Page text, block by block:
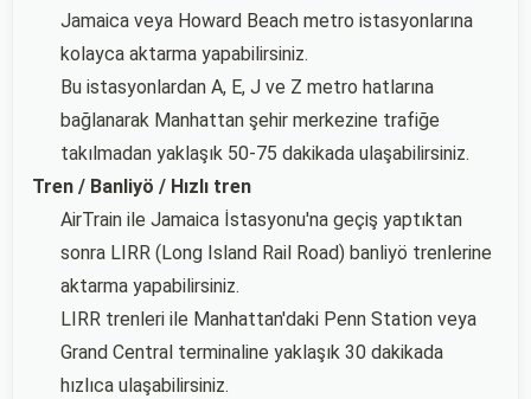
Jamaica veya Howard Beach metro istasyonlarına
kolayca aktarma yapabilirsiniz.
Bu istasyonlardan A, E, J ve Z metro hatlarına
bağlanarak Manhattan şehir merkezine trafiğe
takılmadan yaklaşık 50-75 dakikada ulaşabilirsiniz.
Tren / Banliyö / Hızlı tren
AirTrain ile Jamaica İstasyonu'na geçiş yaptıktan
sonra LIRR (Long Island Rail Road) banliyö trenlerine
aktarma yapabilirsiniz.
LIRR trenleri ile Manhattan'daki Penn Station veya
Grand Central terminaline yaklaşık 30 dakikada
hızlıca ulaşabilirsiniz.